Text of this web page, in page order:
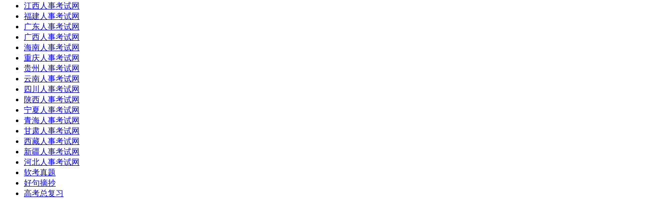
江西人事考试网
福建人事考试网
广东人事考试网
广西人事考试网
海南人事考试网
重庆人事考试网
贵州人事考试网
云南人事考试网
四川人事考试网
陕西人事考试网
宁夏人事考试网
青海人事考试网
甘肃人事考试网
西藏人事考试网
新疆人事考试网
河北人事考试网
软考真题
好句摘抄
高考总复习